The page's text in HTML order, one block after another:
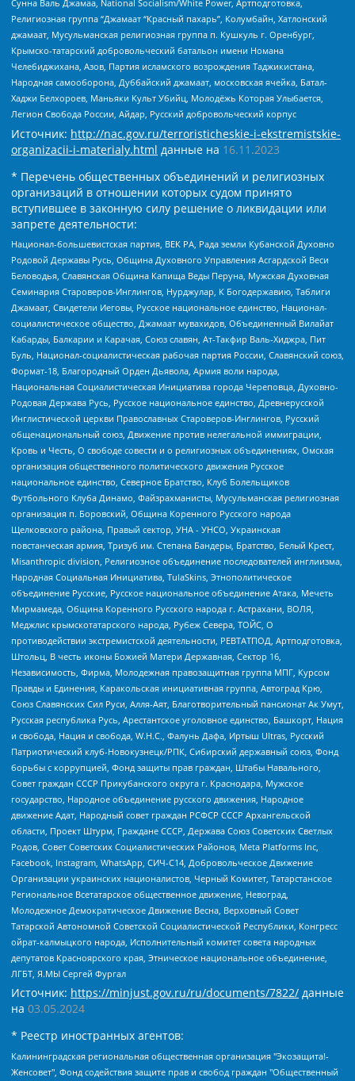
Сунна Валь Джамаа, National Socialism/White Power, Артподготовка,
Религиозная группа “Джамаат “Красный пахарь”, Колумбайн, Хатлонский
джамаат, Мусульманская религиозная группа п. Кушкуль г. Оренбург,
Крымско-татарский добровольческий батальон имени Номана
Челебиджихана, Азов, Партия исламского возрождения Таджикистана,
Народная самооборона, Дуббайский джамаат, московская ячейка, Батал-
Хаджи Белхороев, Маньяки Культ Убийц, Молодёжь Которая Улыбается,
Легион Свобода России, Айдар, Русский добровольческий корпус
Источник: http://nac.gov.ru/terroristicheskie-i-ekstremistskie-
organizacii-i-materialy.html данные на 16.11.2023
* Перечень общественных объединений и религиозных
организаций в отношении которых судом принято
вступившее в законную силу решение о ликвидации или
запрете деятельности:
Национал-большевистская партия, ВЕК РА, Рада земли Кубанской Духовно
Родовой Державы Русь, Община Духовного Управления Асгардской Веси
Беловодья, Славянская Община Капища Веды Перуна, Мужская Духовная
Семинария Староверов-Инглингов, Нурджулар, К Богодержавию, Таблиги
Джамаат, Свидетели Иеговы, Русское национальное единство, Национал-
социалистическое общество, Джамаат мувахидов, Объединенный Вилайат
Кабарды, Балкарии и Карачая, Союз славян, Ат-Такфир Валь-Хиджра, Пит
Буль, Национал-социалистическая рабочая партия России, Славянский союз,
Формат-18, Благородный Орден Дьявола, Армия воли народа,
Национальная Социалистическая Инициатива города Череповца, Духовно-
Родовая Держава Русь, Русское национальное единство, Древнерусской
Инглистической церкви Православных Староверов-Инглингов, Русский
общенациональный союз, Движение против нелегальной иммиграции,
Кровь и Честь, О свободе совести и о религиозных объединениях, Омская
организация общественного политического движения Русское
национальное единство, Северное Братство, Клуб Болельщиков
Футбольного Клуба Динамо, Файзрахманисты, Мусульманская религиозная
организация п. Боровский, Община Коренного Русского народа
Щелковского района, Правый сектор, УНА - УНСО, Украинская
повстанческая армия, Тризуб им. Степана Бандеры, Братство, Белый Крест,
Misanthropic division, Религиозное объединение последователей инглиизма,
Народная Социальная Инициатива, TulaSkins, Этнополитическое
объединение Русские, Русское национальное объединение Атака, Мечеть
Мирмамеда, Община Коренного Русского народа г. Астрахани, ВОЛЯ,
Меджлис крымскотатарского народа, Рубеж Севера, ТОЙС, О
противодействии экстремистской деятельности, РЕВТАТПОД, Артподготовка,
Штольц, В честь иконы Божией Матери Державная, Сектор 16,
Независимость, Фирма, Молодежная правозащитная группа МПГ, Курсом
Правды и Единения, Каракольская инициативная группа, Автоград Крю,
Союз Славянских Сил Руси, Алля-Аят, Благотворительный пансионат Ак Умут,
Русская республика Русь, Арестантское уголовное единство, Башкорт, Нация
и свобода, Нация и свобода, W.H.С., Фалунь Дафа, Иртыш Ultras, Русский
Патриотический клуб-Новокузнецк/РПК, Сибирский державный союз, Фонд
борьбы с коррупцией, Фонд защиты прав граждан, Штабы Навального,
Совет граждан СССР Прикубанского округа г. Краснодара, Мужское
государство, Народное объединение русского движения, Народное
движение Адат, Народный совет граждан РСФСР СССР Архангельской
области, Проект Штурм, Граждане СССР, Держава Союз Советских Светлых
Родов, Совет Советских Социалистических Районов, Meta Platforms Inc,
Facebook, Instagram, WhatsApp, СИЧ-С14, Добровольческое Движение
Организации украинских националистов, Черный Комитет, Татарстанское
Региональное Всетатарское общественное движение, Невоград,
Молодежное Демократическое Движение Весна, Верховный Совет
Татарской Автономной Советской Социалистической Республики, Конгресс
ойрат-калмыцкого народа, Исполнительный комитет совета народных
депутатов Красноярского края, Этническое национальное объединение,
ЛГБТ, Я.МЫ Сергей Фургал
Источник: https://minjust.gov.ru/ru/documents/7822/ данные
на 03.05.2024
* Реестр иностранных агентов:
Калининградская региональная общественная организация "Экозащита!-Женсовет", Фонд содействия защите прав и свобод граждан "Общественный вердикт", Фонд "Институт Развития Свободы Информации", Частное учреждение "Информационное агентство МЕМО. РУ", Региональная общественная организация "Общественная комиссия по сохранению наследия академика Сахарова", Фонд поддержки свободы прессы, Санкт-Петербургская общественная правозащитная организация "Гражданский контроль", Межрегиональная общественная организация "Информационно-просветительский центр "Мемориал", Региональный Фонд "Центр Защиты Прав Средств Массовой Информации", с 05.12.2023 Фонд "Центр Защиты Прав Средств массовой информации", Региональная общественная благотворительная организация помощи беженцам и мигрантам "Гражданское содействие", Негосударственное образовательное учреждение дополнительного профессионального образования (повышение квалификации) специалистов "АКАДЕМИЯ ПО ПРАВАМ ЧЕЛОВЕКА", Свердловская региональная общественная организация "Сутяжник", Автономная некоммерческая организация "Центр независимых социологических исследований", Союз общественных объединений "Российский исследовательский центр по правам человека", Региональное общественное учреждение научно-информационный центр "МЕМОРИАЛ", Некоммерческая организация "Фонд защиты гласности", Автономная некоммерческая организация "Институт прав человека", Городская общественная организация "Екатеринбургское общество "МЕМОРИАЛ", Городская общественная организация "Рязанское историко-просветительское и правозащитное общество "Мемориал" (Рязанский Мемориал), Челябинский региональный орган общественной самодеятельности – женское общественное объединение "Женщины Евразии", Челябинский региональный орган общественной самодеятельности "Уральская правозащитная группа", Фонд содействия защите здоровья и социальной справедливости имени Андрея Рылькова, Автономная Некоммерческая Организация "Аналитический Центр Юрия Левады", Автономная некоммерческая организация социальной поддержки населения "Проект Апрель", Региональная общественная организация помощи женщинам и детям, находящимся в кризисной ситуации "Информационно-методический центр "Анна", Фонд содействия развитию массовых коммуникаций и правовому просвещению "Так-так-Так", Фонд содействия устойчивому развитию "Серебряная тайга", Свердловский региональный общественный фонд социальных проектов "Новое время", "Idel.Реалии", Кавказ.Реалии, Крым.Реалии, Телеканал Настоящее Время, Татаро-башкирская служба Радио Свобода (Azatliq Radiosi), Радио Свободная Европа/Радио Свобода (PCE/PC), "Сибирь.Реалии", "Фактограф", Благотворительный фонд помощи осужденным и их семьям, Автономная некоммерческая организация "Институт глобализации и социальных движений", Фонд "В защиту прав заключенных", Частное учреждение "Центр поддержки и содействия развитию средств массовой информации", Пензенский региональный общественный благотворительный фонд "Гражданский союз", "Север.Реалии", Некоммерческая организация Фонд "Правовая инициатива", Общество с ограниченной ответственностью "Радио Свободная Европа/Радио Свобода", Чешское информационное агентство "MEDIUM-ORIENT", Красноярская региональная общественная организация "Мы против СПИДа", Камалягин Денис Николаевич, Маркелов Сергей Евгеньевич, Пономарев Лев Александрович, Савицкая Людмила Алексеевна, Автономная некоммерческая организация "Центр по работе с проблемой насилия "НАСИЛИЮ.НЕТ", Межрегиональный профессиональный союз работников здравоохранения "Альянс врачей", Юридическое лицо, зарегистрированное в Латвийской Республике, SIA "Medusa Project" (регистрационный номер 40103797863, дата регистрации 10.06.2014), Некоммерческая организация "Фонд по борьбе с коррупцией", Автономная некоммерческая организация "Институт права и публичной политики", Баданин Роман Сергеевич, Гликин Максим Александрович, Железнова Мария Михайловна, Лукьянова Юлия Сергеевна, Маетная Елизавета Витальевна, Маняхин Петр Борисович, Чуракова Ольга Владимировна, Ярош Юлия Петровна, Юридическое лицо "The Insider SIA", зарегистрированное в Риге, Латвийская Республика (дата регистрации 26.06.2015), являющееся администратором доменного имени интернет-издания "The Insider SIA", https://theins.ru, Постернак Алексей Евгеньевич, Рубин Михаил Аркадьевич, Анин Роман Александрович, Юридическое лицо Istories fonds, зарегистрированное в Латвийской Республике (регистрационный номер 50008295751, дата регистрации 24.02.2020), Великовский Дмитрий Александрович, Долинина Ирина Николаевна, Мароховская Алеся Алексеевна, Шлейнов Роман Юрьевич, Шмагун Олеся Валентиновна, Общество с ограниченной ответственностью "Альтаир 2021", Общество с ограниченной ответственностью "Вега 2021", Общество с ограниченной ответственностью "Главный редактор 2021", Общество с ограниченной ответственностью "Ромашки монолит", Важенков Артем Валерьевич, Ивановская областная общественная организация "Центр гендерных исследований", Гурман Юрий Альбертович, Медиапроект "ОВД-Инфо", Егоров Владимир Владимирович, Жилинский Владимир Александрович, Общество с ограниченной ответственностью "ЗП", Иванова София Юрьевна, Карезина Инна Павловна, Кильтау Екатерина Викторовна, Петров Алексей Викторович, Пискунов Сергей Евгеньевич, Смирнов Сергей Сергеевич, Тихонов Михаил Сергеевич, Общество с ограниченной ответственностью "ЖУРНАЛИСТ-ИНОСТРАННЫЙ АГЕНТ", Арапова Галина Юрьевна, Вольтская Татьяна Анатольевна, Американская компания "Mason G.E.S. Anonymous Foundation" (США), являющаяся владельцем интернет-издания https://mnews.world/, Компания "Stichting Bellingcat", зарегистрированная в Нидерландах (дата регистрации 11.07.2018), Захаров Андрей Вячеславович, Клепиковская Екатерина Дмитриевна, Общество с ограниченной ответственностью "МЕМО", Перл Роман Александрович, Симонов Евгений Алексеевич, Соловьева Елена Анатольевна, Сотников Даниил Владимирович, Сурначева Елизавета Дмитриевна, Автономная некоммерческая организация по защите прав человека и информированию населения "Якутия – Наше Мнение", Общество с ограниченной ответственностью "Москоу диджитал медиа", с 26.01.2023 Общество с ограниченной ответственностью "Чайка Белые сады", Ветошкина Валерия Валерьевна, Заговора Максим Александрович, Межрегиональное общественное движение "Российская ЛГБТ - сеть", Оленичев Максим Владимирович, Павлов Иван Юрьевич, Скворцова Елена Сергеевна, Общество с ограниченной ответственностью "Как бы инагент", Кочетков Игорь Викторович, Общество с ограниченной ответственностью "Честные выборы", Еланчик Олег Александрович, Общество с ограниченной ответственностью "Нобелевский призыв", Гималова Регина Эмилевна, Григорьев Андрей Валерьевич, Григорьева Алина Александровна, Ассоциация по содействию защите прав призывников, альтернативнослужащих и военнослужащих "Правозащитная группа "Гражданин.Армия.Право", Хисамова Регина Фаритовна, Автономная некоммерческая организация по реализации социально-правовых программ "Лилит", Дальневосточное общественное движение "Маяк", Санкт-Петербургская ЛГБТ-инициативная группа "Выход", Инициативная группа ЛГБТ+ "Реверс", Алексеев Андрей Викторович, Бекбулатова Таисия Львовна, Беляев Иван Михайлович, Владыкина Елена Сергеевна, Гельман Марат Александрович, Никульшина Вероника Юрьевна, Толоконникова Надежда Андреевна, Шендерович Виктор Анатольевич, Общество с ограниченной ответственностью "Данное сообщение", Общество с ограниченной ответственностью Издательский дом "Новая глава", Айнбиндер Александра Александровна, Московский комьюнити-центр для ЛГБТ+инициатив, Благотворительный фонд развития филантропии, Deutsche Welle (Германия, Kurt-Schumacher-Strasse 3, 53113 Bonn), Борзунова Мария Михайловна, Воробьев Виктор Викторович, Голубева Анна Львовна, Константинова Алла Михайловна, Малкова Ирина Владимировна, Мурадов Мурад Абдулгалимович, Осетинская Елизавета Николаевна, Понасенков Евгений Николаевич, Ганапольский Матвей Юрьевич, Киселев Евгений Алексеевич, Борухович Ирина Григорьевна, Дремин Иван Тимофеевич, Дубровский Дмитрий Викторович, Красноярская региональная общественная организация поддержки и развития альтернативных образовательных технологий и межкультурных коммуникаций "ИНТЕРРА", Маяковская Екатерина Алексеевна, Фейгин Марк Захарович, Филимонов Андрей Викторович, Дзугкоева Регина Николаевна, Доброхотов Роман Александрович, Дудь Юрий Александрович, Елкин Сергей Владимирович, Кругликов Кирилл Игоревич, Сабунаева Мария Леонидовна, Семенов Алексей Владимирович, Шаинян Карен Багратович, Шульман Екатерина Михайловна, Асафьев Артур Валерьевич, Вахштайн Виктор Семенович, Венедиктов Алексей Алексеевич, Лушникова Екатерина Евгеньевна, Волков Леонид Михайлович, Невзоров Александр Глебович, Пархоменко Сергей Борисович, Сироткин Ярослав Николаевич, Кара-Мурза Владимир Владимирович, Баранова Наталья Владимировна, Гозман Леонид Яковлевич, Кагарлицкий Борис Юльевич, Климарев Михаил Валерьевич, Милов Владимир Станиславович, Автономная некоммерческая организация Краснодарский центр современного искусства "Типография", Моргенштерн Алишер Тагирович, Соболь Любовь Эдуардовна, Общество с ограниченной ответственностью "ЛИЗА НОРМ", Каспаров Гарри Кимович, Ходорковский Михаил Борисович, Общество с ограниченной ответственностью "Апрельские тезисы", Данилович Ирина Брониславовна, Кашин Олег Владимирович, Петров Николай Владимирович, Пивоваров Алексей Владимирович, Соколов Михаил Владимирович, Цветкова Юлия Владимировна, Чичваркин Евгений Александрович, Комитет против пыток/Команда против пыток, Общество с ограниченной ответственностью "Первый научный", Общество с ограниченной ответственностью "Вертолет и ко", Белоцерковская Вероника Борисовна, Кац Максим Евгеньевич, Лазарева Татьяна Юрьевна, Шаведдинов Руслан Табризович, Яшин Илья Валерьевич, Общество с ограниченной ответственностью "Иноагент ААВ", Алешковский Дмитрий Петрович, Альбац Евгения Марковна, Быков Дмитрий Львович, Галямина Юлия Евгеньевна, Лойко Сергей Леонидович, Мартынов Кирилл Константинович, Медведев Сергей Александрович, Крашенинников Федор Геннадиевич, Гордеева Катерина Вл